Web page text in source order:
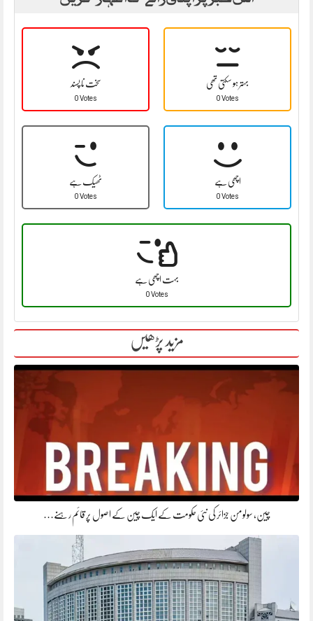
سخت نا پسند
0 Votes
بہتر ہو سکتی تھی
0 Votes
ٹھیک ہے
0 Votes
اچھی ہے
0 Votes
بہت اچھی ہے
0 Votes
مزید پڑھیں
چین، سولومن جزائر کی نئی حکومت کے ایک چین کے اصول پر قائم رہنے…